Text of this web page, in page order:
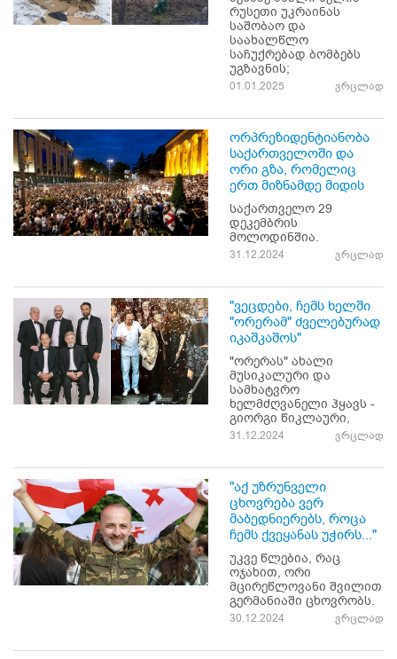
რუსეთი უკრაინას
საშობაო და
საახალწლო
საჩუქრებად ბომბებს
უგზავნის;
01.01.2025 ვრცლად
ორპრეზიდენტიანობა
საქართველოში და
ორი გზა, რომელიც
ერთ მიზნამდე მიდის
საქართველო 29
დეკემბრის
მოლოდინშია.
31.12.2024 ვრცლად
"ვეცდები, ჩემს ხელში
"ორერამ" ძველებურად
იკაშკაშოს"
"ორერას" ახალი
მუსიკალური და
სამხატვრო
ხელმძღვანელი ჰყავს -
გიორგი წიკლაური,
31.12.2024 ვრცლად
"აქ უზრუნველი
ცხოვრება ვერ
მაბედნიერებს, როცა
ჩემს ქვეყანას უჭირს..."
უკვე წლებია, რაც
ოჯახით, ორი
მცირეწლოვანი შვილით
გერმანიაში ცხოვრობს.
30.12.2024 ვრცლად